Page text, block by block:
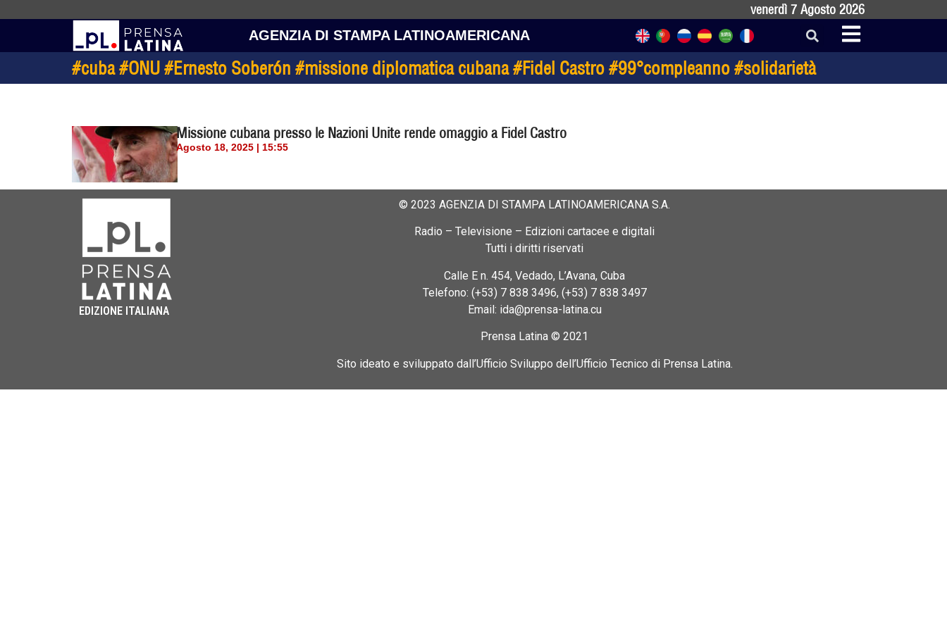
venerdì 7 Agosto 2026
AGENZIA DI STAMPA LATINOAMERICANA
#cuba #ONU #Ernesto Soberón #missione diplomatica cubana #Fidel Castro #99°compleanno #solidarietà
Missione cubana presso le Nazioni Unite rende omaggio a Fidel Castro
Agosto 18, 2025 | 15:55
EDIZIONE ITALIANA
© 2023 AGENZIA DI STAMPA LATINOAMERICANA S.A.
Radio – Televisione – Edizioni cartacee e digitali
Tutti i diritti riservati
Calle E n. 454, Vedado, L’Avana, Cuba
Telefono: (+53) 7 838 3496, (+53) 7 838 3497
Email: ida@prensa-latina.cu
Prensa Latina © 2021
Sito ideato e sviluppato dall’Ufficio Sviluppo dell’Ufficio Tecnico di Prensa Latina.